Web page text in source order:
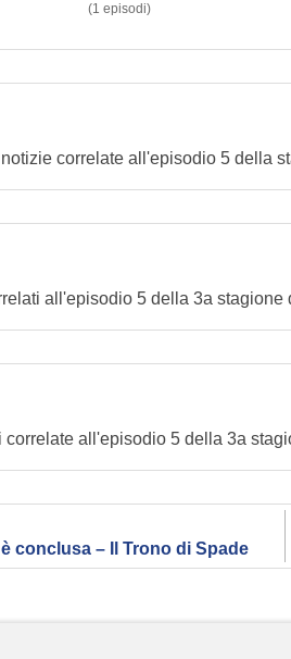
(1 episodi)
correlate all'episodio 5 della
all'episodio 5 della 3a stagione
all'episodio 5 della 3a
conclusa – Il Trono di Spade